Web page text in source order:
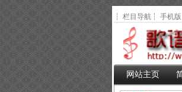
┆ 栏目导航 ┆ 手机版
网站主页